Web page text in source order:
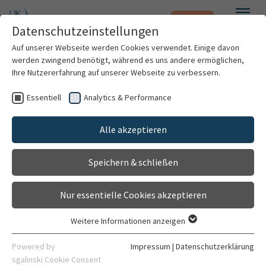
Zum Hauptinhalt springen Notfall
Patienten & Besucher
Kliniken & Institute
Forschung
Karriere
Dr. med. Björn Wagner
Oberarzt
Klinik für Paraplegiologie
Datenschutzeinstellungen
Auf unserer Webseite werden Cookies verwendet. Einige davon
werden zwingend benötigt, während es uns andere ermöglichen,
Ihre Nutzererfahrung auf unserer Webseite zu verbessern.
Essentiell Analytics & Performance
Alle akzeptieren
Speichern & schließen
Nur essentielle Cookies akzeptieren
Essentielle Cookies werden für grundlegende Funktionen der
Webseite benötigt. Dadurch ist gewährleistet, dass die
Weitere Informationen anzeigen
Powered by
sgalinski Cookie Consent
Impressum | Datenschutzerklärung